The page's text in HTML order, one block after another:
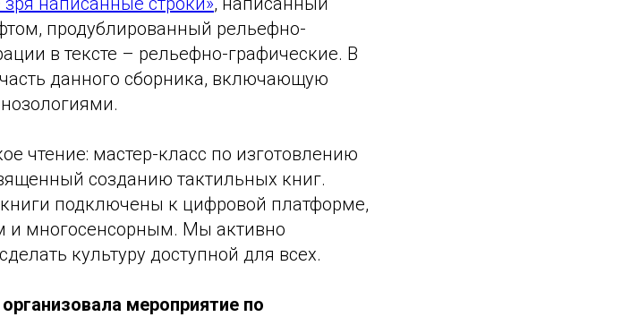
продублированный рельефно-
в тексте – рельефно-графические. В
данного сборника, включающую
чтение: мастер-класс по изготовлению
созданию тактильных книг.
книги подключены к цифровой платформе,
и многосенсорным. Мы активно
культуру доступной для всех.
мероприятие по